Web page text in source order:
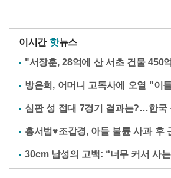
이시간 핫뉴스
"서장훈, 28억에 산 서초 건물 450
방은희, 어머니 고독사에 오열 "이
심판 성 접대 7경기 결과는?…한국
홍서범♥조갑경, 아들 불륜 사과 후